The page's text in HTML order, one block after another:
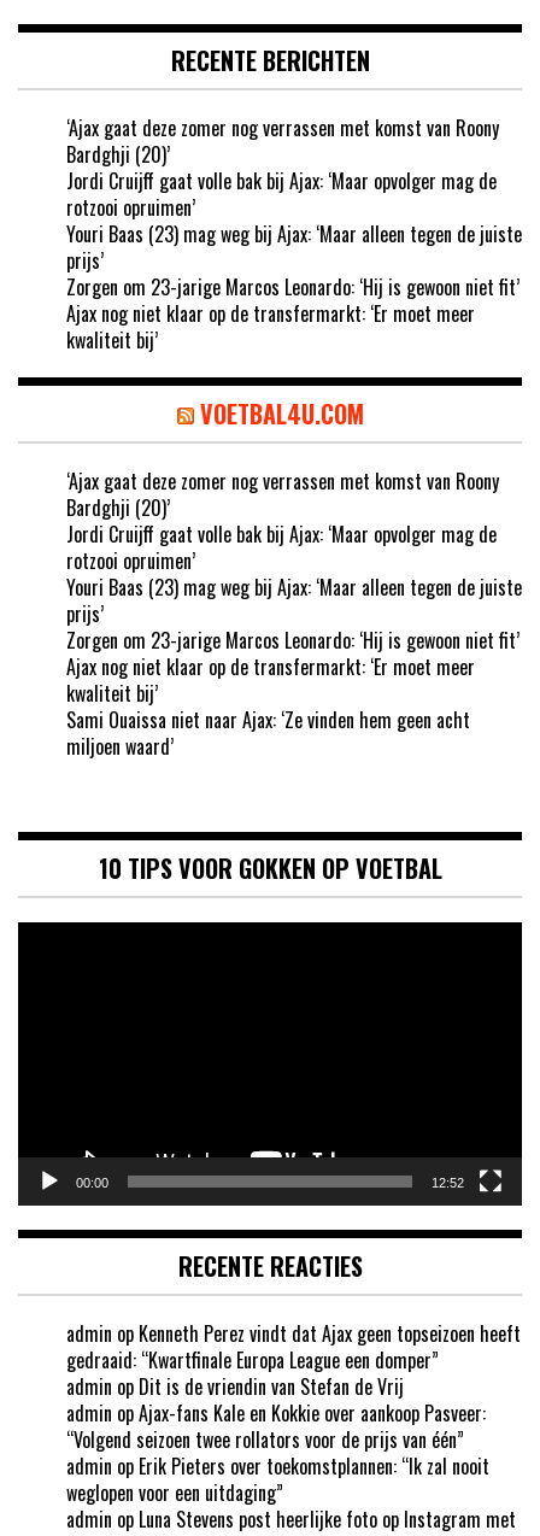
RECENTE BERICHTEN
‘Ajax gaat deze zomer nog verrassen met komst van Roony
Bardghji (20)’
Jordi Cruijff gaat volle bak bij Ajax: ‘Maar opvolger mag de
rotzooi opruimen’
Youri Baas (23) mag weg bij Ajax: ‘Maar alleen tegen de juiste
prijs’
Zorgen om 23-jarige Marcos Leonardo: ‘Hij is gewoon niet fit’
Ajax nog niet klaar op de transfermarkt: ‘Er moet meer
kwaliteit bij’
VOETBAL4U.COM
‘Ajax gaat deze zomer nog verrassen met komst van Roony
Bardghji (20)’
Jordi Cruijff gaat volle bak bij Ajax: ‘Maar opvolger mag de
rotzooi opruimen’
Youri Baas (23) mag weg bij Ajax: ‘Maar alleen tegen de juiste
prijs’
Zorgen om 23-jarige Marcos Leonardo: ‘Hij is gewoon niet fit’
Ajax nog niet klaar op de transfermarkt: ‘Er moet meer
kwaliteit bij’
Sami Ouaissa niet naar Ajax: ‘Ze vinden hem geen acht
miljoen waard’
10 TIPS VOOR GOKKEN OP VOETBAL
00:00 12:52
RECENTE REACTIES
admin op Kenneth Perez vindt dat Ajax geen topseizoen heeft
gedraaid: “Kwartfinale Europa League een domper”
admin op Dit is de vriendin van Stefan de Vrij
admin opAjax-fans Kale en Kokkie over aankoop Pasveer:
“Volgend seizoen twee rollators voor de prijs van één”
admin op Erik Pieters over toekomstplannen: “Ik zal nooit
weglopen voor een uitdaging”
admin op Luna Stevens post heerlijke foto op Instagram met